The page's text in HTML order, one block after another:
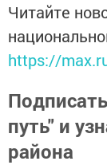
Читайте
https://
путь" и
района